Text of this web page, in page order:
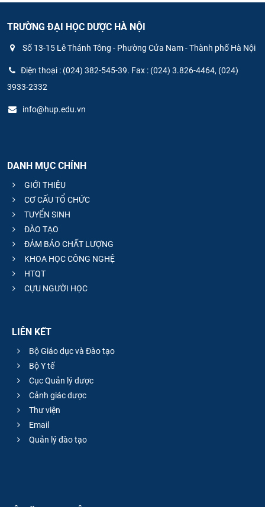
TRƯỜNG ĐẠI HỌC DƯỢC HÀ NỘI
Số 13-15 Lê Thánh Tông - Phường Cửa Nam - Thành phố Hà Nội
Điện thoại : (024) 382-545-39. Fax : (024) 3.826-4464, (024)
3933-2332
info@hup.edu.vn
DANH MỤC CHÍNH
GIỚI THIỆU
CƠ CẤU TỔ CHỨC
TUYỂN SINH
ĐÀO TẠO
ĐẢM BẢO CHẤT LƯỢNG
KHOA HỌC CÔNG NGHỆ
HTQT
CỰU NGƯỜI HỌC
LIÊN KẾT
Bộ Giáo dục và Đào tạo
Bộ Y tế
Cục Quản lý dược
Cảnh giác dược
Thư viện
Email
Quản lý đào tạo